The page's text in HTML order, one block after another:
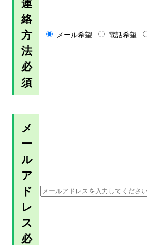
連
絡
方
法
必
須
メール希望 電話希望
メ
ー
ル
ア
ド
レ
ス
必